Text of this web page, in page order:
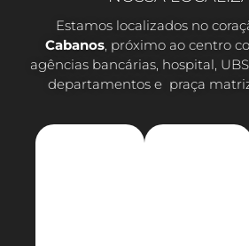
Estamos localizados no
Cabanos, próximo ao centro
agências bancárias, hospital,
departamentos e praça